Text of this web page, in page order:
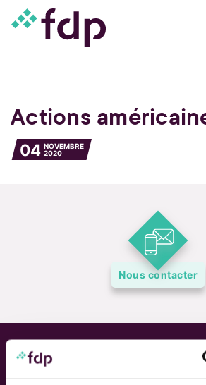
Actions
04 NOVEMBRE
2020
Nous contacter
Approche personnalisée,